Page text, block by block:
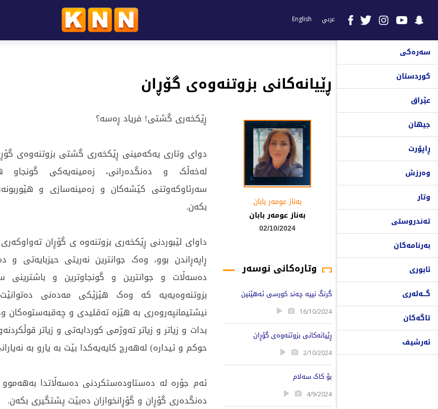
عربي English
سەرەکی
کوردستان
عێراق
جیهان
ڕاپۆرت
وەرزش
وتار
تەندروستی
بەرنامەکان
ئابوری
گـــەلەری
تاگەکان
ئەرشیف
ڕێیانەکانی بزوتنەوەی گۆڕان
بەناز عومەر بابان
بەناز عومەر بابان
02/10/2024
وتارەکانی نوسەر
گرنگ نییە چەند کورسی ئەهێنین
16/10/2024
ڕێیانەکانی بزوتنەوەی گۆڕان
2/10/2024
بۆ کاک سەلام
4/9/2024
ڕێکخەری گشتی! فریاد ڕەسە؟
دوای وتاری یەکەمینی ڕێکخەری گشتی بزوتنەوەی
لەخەڵک و دەنگدەرانی، زەمینەیەکی گونجاو
سەرئاوکەوتنی کێشەکان و زەمینەسازی و
بکەن.
داوای لێبوردنی ڕێکخەری بزوتنەوە ی گۆڕان
ڕاپەڕاندن بوو، وەک جوانترین نەریتی حیزبایەتی
دەسەڵات و جوانترین و گونجاوترین و باشترینی
بزوتنەوەیەیە کە وەک هێزێکی مەدەنی
نیشتیمانپەروەری بە هێزە تەقلیدی و چەقبەستوەکان
بدات و زیاتر و زیاتر تەوژمی کوردایەتی و زیاتر
حوکم و ئیدارە) لەهەرچ کایەیەکدا بێت بە یارو بە
ئەم جۆرە لە دەستاودەستکردنی دەسەڵاتدا
دەنگدەری گۆڕان و گۆڕانخوازان دەبێت پشتگیری بکەن.